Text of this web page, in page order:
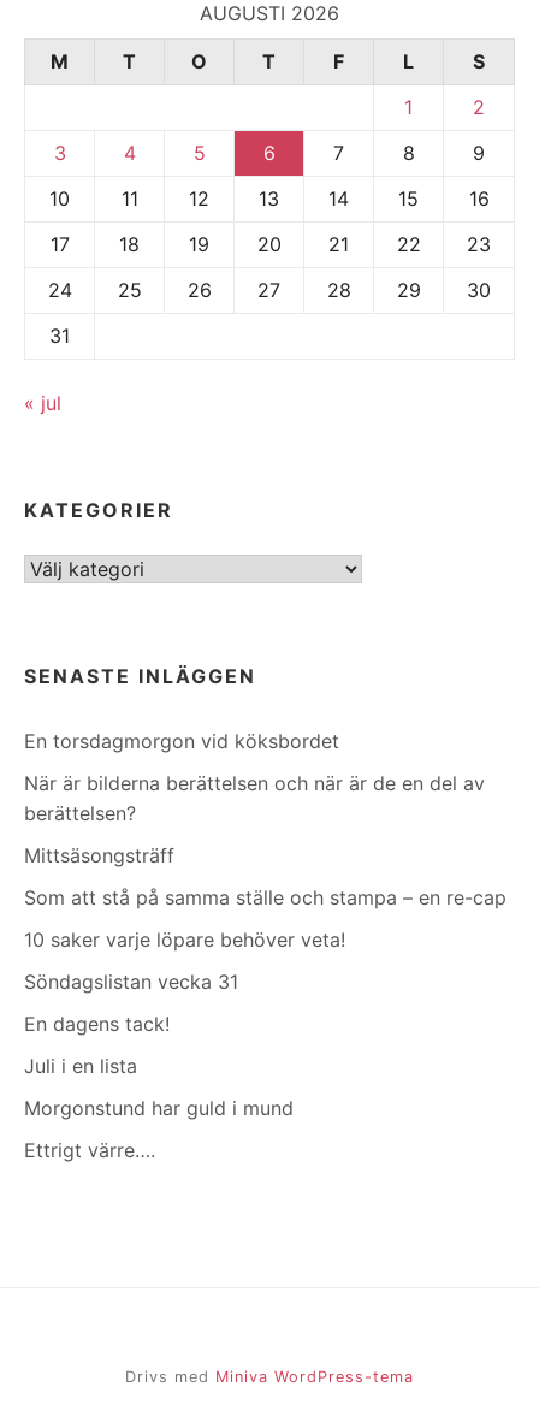
AUGUSTI 2026
M
T O T F L
S
1
2
3
4 5 6 7 8
9
10
11 12 13 14 15
16
17
18 19 20 21 22
23
24
25 26 27 28 29
30
31
« jul
KATEGORIER
Kategorier
SENASTE INLÄGGEN
En torsdagmorgon vid köksbordet
När är bilderna berättelsen och när är de en del av
berättelsen?
Mittsäsongsträff
Som att stå på samma ställe och stampa – en re-cap
10 saker varje löpare behöver veta!
Söndagslistan vecka 31
En dagens tack!
Juli i en lista
Morgonstund har guld i mund
Ettrigt värre….
Drivs med Miniva WordPress-tema